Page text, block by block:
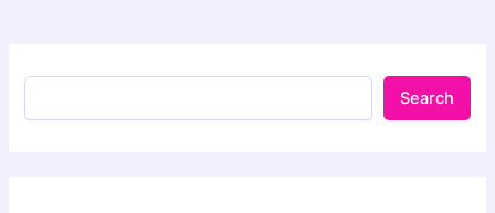
Search